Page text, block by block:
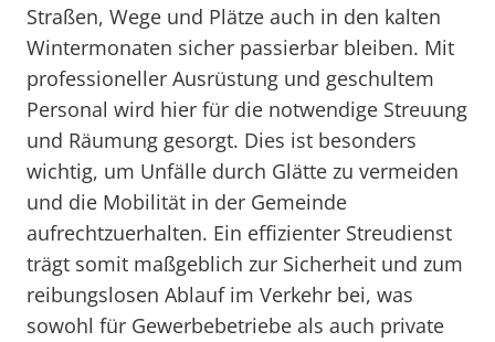
Straßen, Wege und Plätze auch in den kalten
Wintermonaten sicher passierbar bleiben. Mit
professioneller Ausrüstung und geschultem
Personal wird hier für die notwendige Streuung
und Räumung gesorgt. Dies ist besonders
wichtig, um Unfälle durch Glätte zu vermeiden
und die Mobilität in der Gemeinde
aufrechtzuerhalten. Ein effizienter Streudienst
trägt somit maßgeblich zur Sicherheit und zum
reibungslosen Ablauf im Verkehr bei, was
sowohl für Gewerbebetriebe als auch private